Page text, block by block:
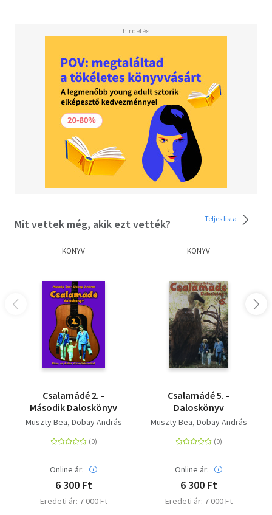
Mit vettek még, akik ezt vették? Teljes lista
KÖNYV
Csalamádé 2. -
Második Daloskönyv
Muszty Bea Dobay András
Online ár:
6 300 Ft
Eredeti ár: 7 000 Ft
KÖNYV
Csalamádé 5. -
Daloskönyv
Muszty Bea Dobay András
Online ár:
6 300 Ft
Eredeti ár: 7 000 Ft